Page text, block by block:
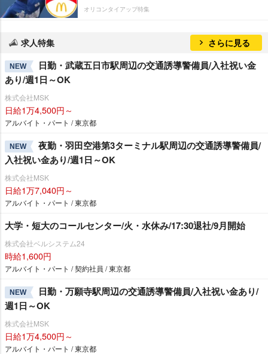
オリコンタイアップ特集
求人特集 さらに見る
NEW
日勤・武蔵五日市駅周辺の交通誘導警備員/入社祝い金
あり/週1日～OK
株式会社MSK
日給1万4,500円～
アルバイト・パート / 東京都
NEW
夜勤・羽田空港第3ターミナル駅周辺の交通誘導警備員/
入社祝い金あり/週1日～OK
株式会社MSK
日給1万7,040円～
アルバイト・パート / 東京都
大学・短大のコールセンター/火・水休み/17:30退社/9月開始
株式会社ベルシステム24
時給1,600円
アルバイト・パート / 契約社員 / 東京都
NEW
日勤・万願寺駅周辺の交通誘導警備員/入社祝い金あり/
週1日～OK
株式会社MSK
日給1万4,500円～
アルバイト・パート / 東京都